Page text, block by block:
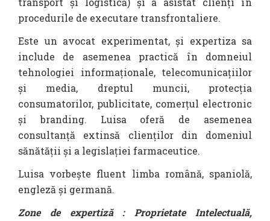
procedurile de executare transfrontaliere.
Este un avocat experimentat, și expertiza sa
include de asemenea practică în domneiul
tehnologiei informaționale, telecomunicațiilor
și media, dreptul muncii, protecția
consumatorilor, publicitate, comerțul electronic
și branding. Luisa oferă de asemenea
consultanță extinsă clienților din domeniul
sănătății și a legislației farmaceutice.
Luisa vorbește fluent limba română, spaniolă,
engleză și germană.
Zone de expertiză : Proprietate Intelectuală,